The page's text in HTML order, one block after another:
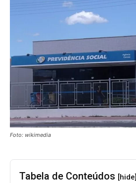
Foto: wikimedia
Tabela de Conteúdos [hide]